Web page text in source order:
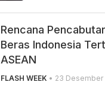
Rencana
Beras Indonesia
ASEAN
FLASH WEEK • 23 Desember